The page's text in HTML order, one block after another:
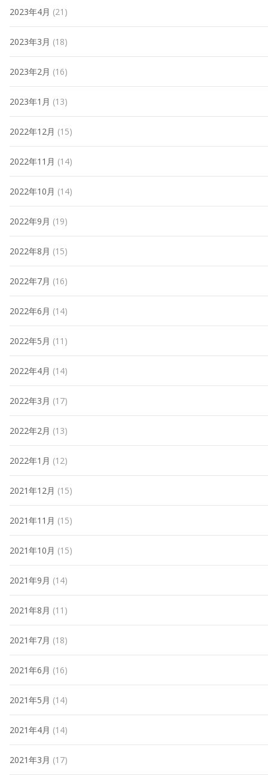
2023年4月 (21)
2023年3月 (18)
2023年2月 (16)
2023年1月 (13)
2022年12月 (15)
2022年11月 (14)
2022年10月 (14)
2022年9月 (19)
2022年8月 (15)
2022年7月 (16)
2022年6月 (14)
2022年5月 (11)
2022年4月 (14)
2022年3月 (17)
2022年2月 (13)
2022年1月 (12)
2021年12月 (15)
2021年11月 (15)
2021年10月 (15)
2021年9月 (14)
2021年8月 (11)
2021年7月 (18)
2021年6月 (16)
2021年5月 (14)
2021年4月 (14)
2021年3月 (17)